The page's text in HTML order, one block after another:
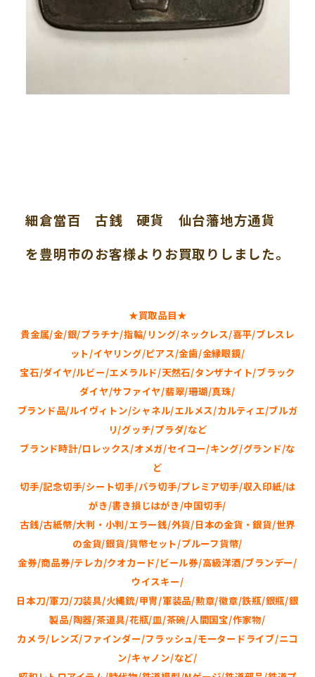
細倉當百 古銭 硬貨 仙台藩地方通貨
を豊明市のお客様よりお買取りしました。
★買取品目★
貴金属/金/銀/プラチナ/指輪/リング/ネックレス/喜平/ブレスレ
ット/イヤリング/ピアス/金歯/金縁眼鏡/
宝石/ダイヤ/ルビー/エメラルド/天然石/タンザナイト/ブラック
ダイヤ/サファイヤ/翡翠/珊瑚/真珠/
ブランド品/ルイヴィトン/シャネル/エルメス/カルティエ/ブルガ
リ/グッチ/プラダ/など
ブランド時計/ロレックス/オメガ/セイコー/キング/グランド/な
ど
切手/記念切手/シート切手/バラ切手/プレミア切手/収入印紙/は
がき/書き損じはがき/中国切手/
古銭/古紙幣/大判・小判/エラー銭/外貨/日本の金貨・銀貨/世界
の金貨/銀貨/貨幣セット/プルーフ貨幣/
金券/商品券/テレカ/クオカード/ビール券/高級洋酒/ブランデー/
ウイスキー/
日本刀/軍刀/刀装具/火縄銃/甲冑/軍装品/勲章/徽章/鉄瓶/銀瓶/銀
製品/陶器/茶道具/花瓶/皿/茶碗/人間国宝/作家物/
カメラ/レンズ/ファインダー/フラッシュ/モータードライブ/ニコ
ン/キャノン/など/